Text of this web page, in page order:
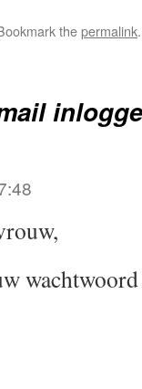
thepermalink.